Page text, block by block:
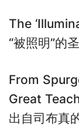
The
“被照明”的
From
Great
出自司布真